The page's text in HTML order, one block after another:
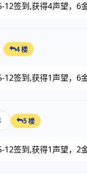
12签到,获得4声望，6
4 楼
12签到,获得1声望，6
5 楼
12签到,获得1声望，2